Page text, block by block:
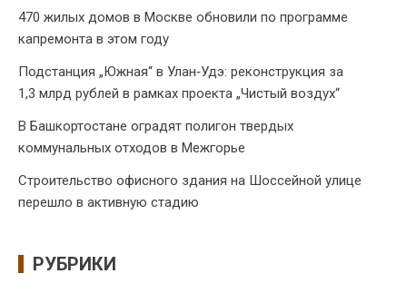
470 жилых домов в Москве обновили по программе
капремонта в этом году
Подстанция „Южная“ в Улан‑Удэ: реконструкция за
1,3 млрд рублей в рамках проекта „Чистый воздух“
В Башкортостане оградят полигон твердых
коммунальных отходов в Межгорье
Строительство офисного здания на Шоссейной улице
перешло в активную стадию
РУБРИКИ